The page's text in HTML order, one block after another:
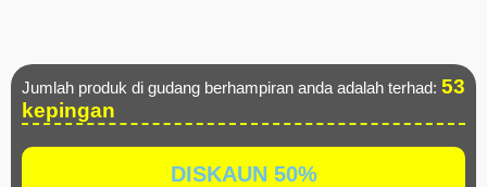
Jumlah produk di gudang berhampiran anda adalah terhad: 53
kepingan
DISKAUN 50%